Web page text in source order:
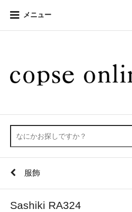
メニュー
服飾
Sashiki RA324